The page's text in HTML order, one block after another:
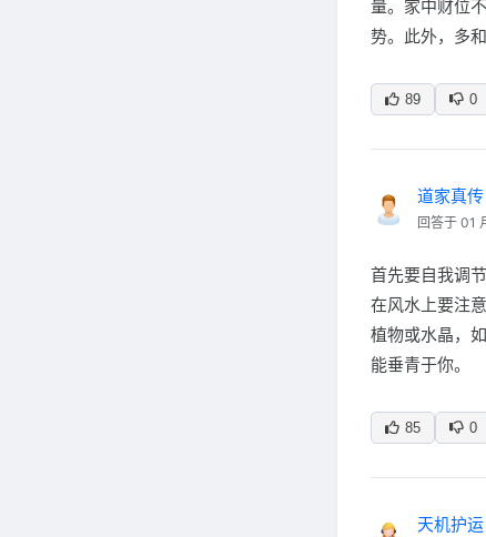
量。家中财位
势。此外，多
89 0
道家真传
回答于 01
首先要自我调
在风水上要注
植物或水晶，
能垂青于你。
85 0
天机护运